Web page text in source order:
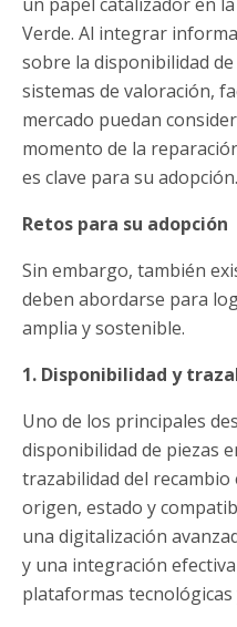
Verde. Al integrar
sobre la disponibilidad
sistemas de valoración,
mercado puedan
momento de la
es clave para su adopción.
Retos para su adopción
Sin embargo, también
deben abordarse para
amplia y sostenible.
1. Disponibilidad y
Uno de los principales
disponibilidad de piezas
trazabilidad del
origen, estado y
una digitalización
y una integración
plataformas tecnológicas